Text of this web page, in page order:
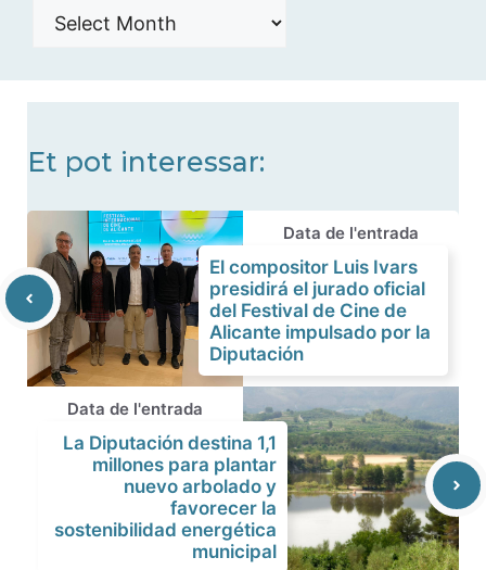
Histórico
Et pot interessar:
Data de l'entrada
El compositor Luis Ivars
presidirá el jurado oficial
del Festival de Cine de
Alicante impulsado por la
Diputación
Data de l'entrada
La Diputación destina 1,1
millones para plantar
nuevo arbolado y
favorecer la
sostenibilidad energética
municipal